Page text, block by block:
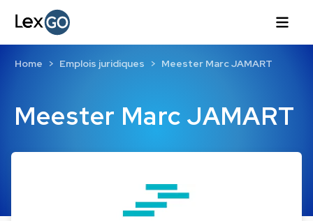
Meester Marc JAMART
Home Emplois juridiques Meester Marc JAMART